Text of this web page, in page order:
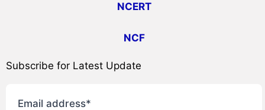
NCERT
NCF
Subscribe for Latest Update
Email address*